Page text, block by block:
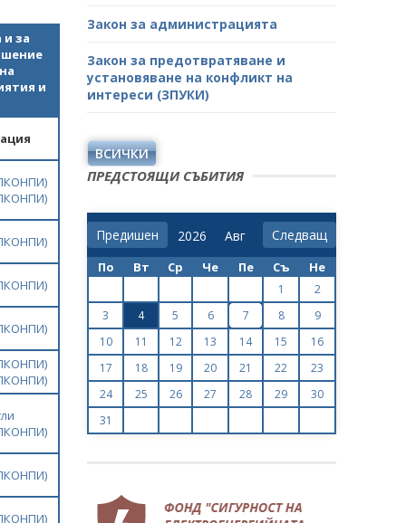
за
и
Закон за администрацията
Закон за предотвратяване и
установяване на конфликт на
интереси (ЗПУКИ)
ВСИЧКИ
ПРЕДСТОЯЩИ СЪБИТИЯ
Предишен Следващ
По Вт Ср Че Пе Съ Не
1
2
3
4 5 6 7 8
9
10
11 12 13 14 15
16
17
18 19 20 21 22
23
24
25 26 27 28 29
30
31